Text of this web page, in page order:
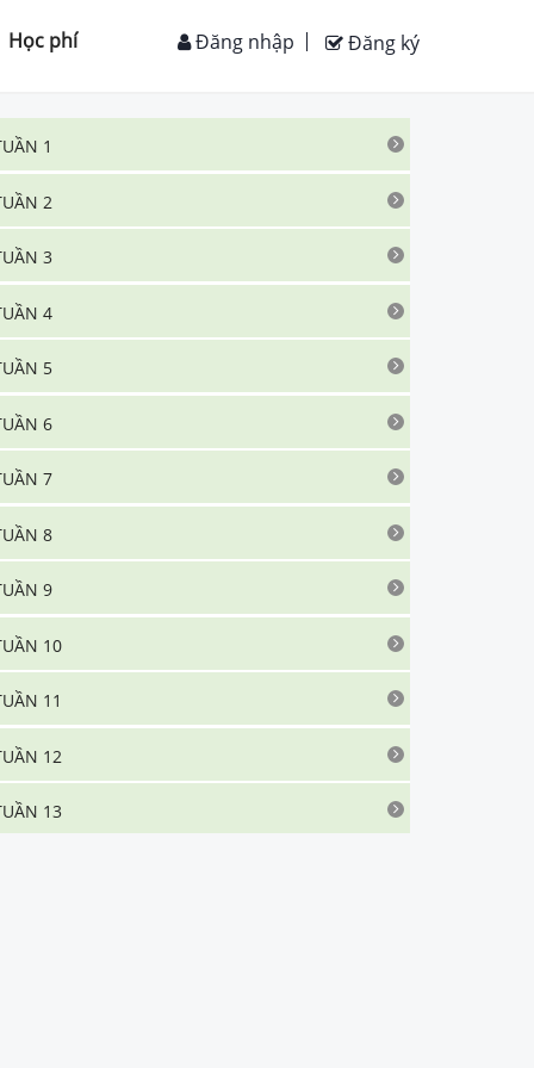
Học phí Đăng ký
Đăng nhập
1
2
3
4
5
6
7
8
9
10
11
12
13